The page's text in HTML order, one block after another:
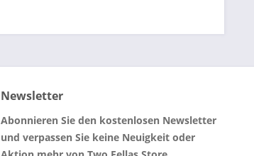
Newsletter
Abonnieren Sie den kostenlosen Newsletter
und verpassen Sie keine Neuigkeit oder